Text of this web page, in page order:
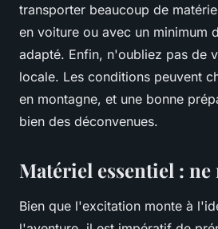
transporter beaucoup de
en voiture ou avec un minimum
adapté. Enfin, n'oubliez pas de
locale. Les conditions peuvent
en montagne, et une bonne
bien des déconvenues.
Matériel essentiel :
Bien que l'excitation monte à